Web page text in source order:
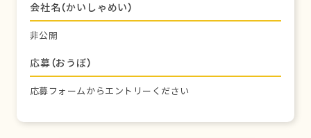
会社名（かいしゃめい）
非公開
応募（おうぼ）
応募フォームからエントリーください